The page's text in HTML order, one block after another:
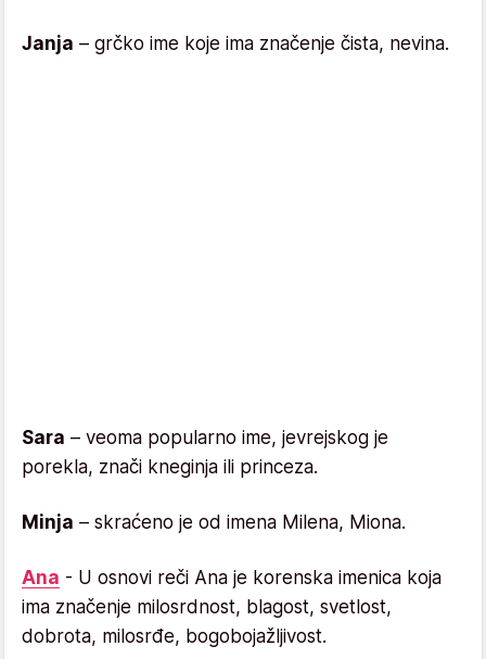
Janja – grčko ime koje ima značenje čista, nevina.
Sara – veoma popularno ime, jevrejskog je
porekla, znači kneginja ili princeza.
Minja – skraćeno je od imena Milena, Miona.
Ana - U osnovi reči Ana je korenska imenica koja
ima značenje milosrdnost, blagost, svetlost,
dobrota, milosrđe, bogobojažljivost.